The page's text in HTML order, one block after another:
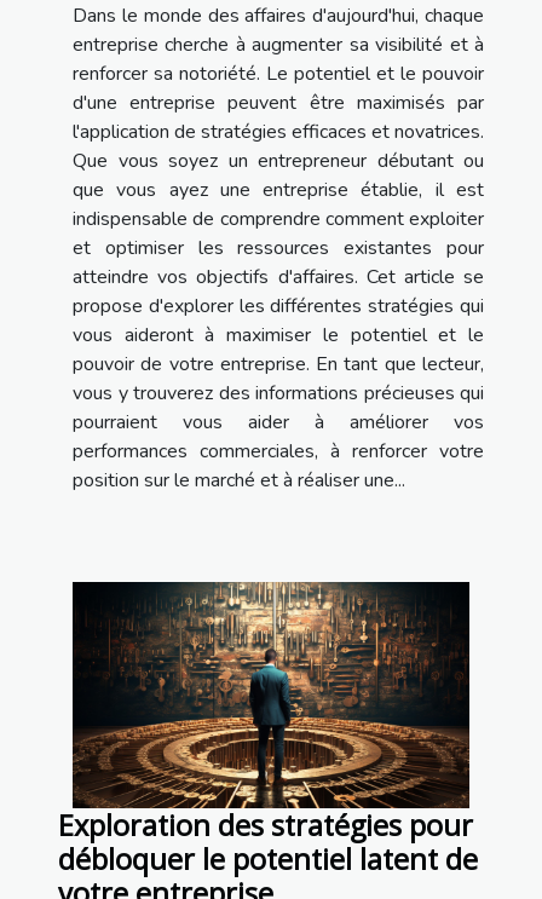
Dans le monde des affaires d'aujourd'hui, chaque
entreprise cherche à augmenter sa visibilité et à
renforcer sa notoriété. Le potentiel et le pouvoir
d'une entreprise peuvent être maximisés par
l'application de stratégies efficaces et novatrices.
Que vous soyez un entrepreneur débutant ou
que vous ayez une entreprise établie, il est
indispensable de comprendre comment exploiter
et optimiser les ressources existantes pour
atteindre vos objectifs d'affaires. Cet article se
propose d'explorer les différentes stratégies qui
vous aideront à maximiser le potentiel et le
pouvoir de votre entreprise. En tant que lecteur,
vous y trouverez des informations précieuses qui
pourraient vous aider à améliorer vos
performances commerciales, à renforcer votre
position sur le marché et à réaliser une...
Exploration des stratégies pour
débloquer le potentiel latent de